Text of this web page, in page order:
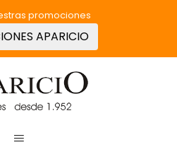
promociones
APARICIO